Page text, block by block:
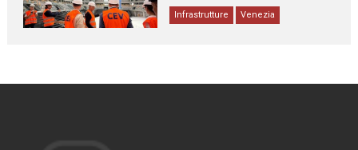
Infrastrutture Venezia